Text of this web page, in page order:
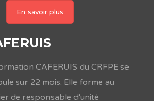
En savoir plus
CAFERUIS du CRFPE se
sur 22 mois. Elle forme au
de responsable d'unité